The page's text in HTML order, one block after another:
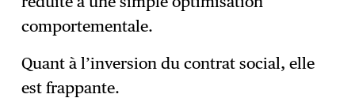
comportementale.
Quant à l’inversion du contrat social, elle
est frappante.